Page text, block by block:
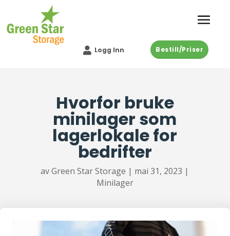
 Logg Inn Bestill/Priser
Hvorfor bruke
minilager som
lagerlokale for
bedrifter
avGreen Star Storage | mai 31, 2023 |
Minilager